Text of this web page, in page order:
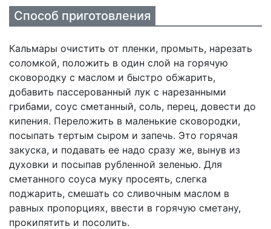
Способ приготовления
Кальмары очистить от пленки, промыть, нарезать
соломкой, положить в один слой на горячую
сковородку с маслом и быстро обжарить,
добавить пассерованный лук с нарезанными
грибами, соус сметанный, соль, перец, довести до
кипения. Переложить в маленькие сковородки,
посыпать тертым сыром и запечь. Это горячая
закуска, и подавать ее надо сразу же, вынув из
духовки и посыпав рубленной зеленью. Для
сметанного соуса муку просеять, слегка
поджарить, смешать со сливочным маслом в
равных пропорциях, ввести в горячую сметану,
прокипятить и посолить.